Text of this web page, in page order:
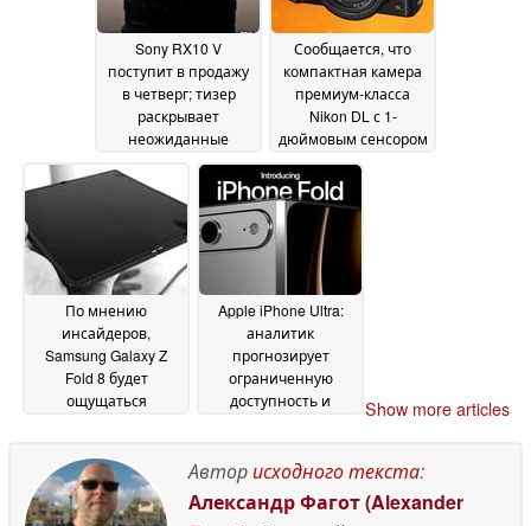
2026
Sony RX10 V
поступит в продажу
в четверг; тизер
раскрывает
неожиданные
обновления07 July
Сообщается, что
компактная камера
премиум-класса
Nikon DL с 1-
дюймовым сенсором
и зумом вновь
появится на рынке
July 2026
По мнению
инсайдеров,
Samsung Galaxy Z
Fold 8 будет
ощущаться
Galaxy Z Fold 7
2026
Apple iPhone Ultra:
аналитик
прогнозирует
ограниченную
доступность и
July 2026
Show more articles
Авторисходного текста:
Александр Фагот (Alexander